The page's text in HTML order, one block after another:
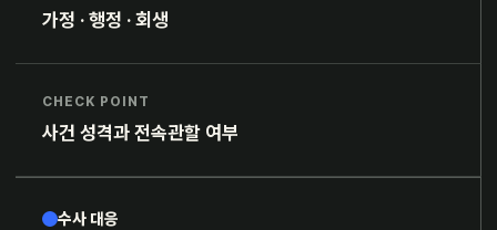
가정 · 행정 · 회생
CHECK POINT
사건 성격과 전속관할 여부
수사 대응